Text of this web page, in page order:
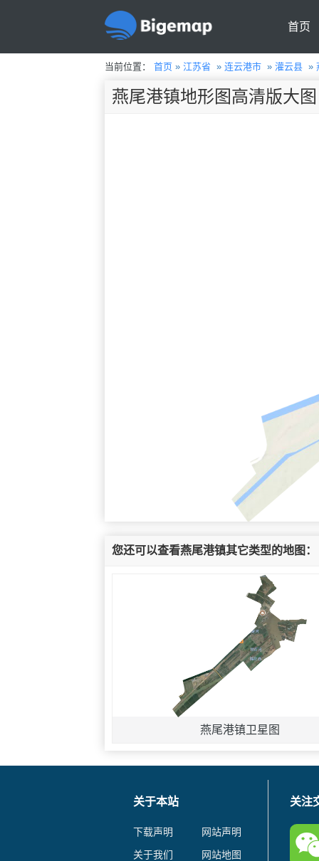
首页
当前位置： 首页» 江苏省 » 连云港市» 灌云县»
燕尾港镇地形图高清版大图
您还可以查看燕尾港镇其它类型的地图：
燕尾港镇卫星图
关于本站
下载声明
网站声明
关于我们
网站地图
关注